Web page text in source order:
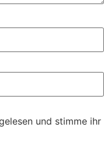
und stimme ihr